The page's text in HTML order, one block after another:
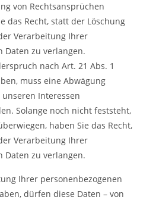
von Rechtsansprüchen
das Recht, statt der Löschung
Verarbeitung Ihrer
Daten zu verlangen.
nach Art. 21 Abs. 1
muss eine Abwägung
Interessen
Solange noch nicht feststeht,
haben Sie das Recht,
Verarbeitung Ihrer
Daten zu verlangen.
Ihrer personenbezogenen
dürfen diese Daten – von